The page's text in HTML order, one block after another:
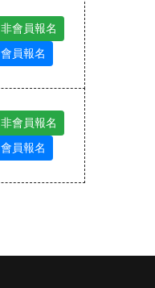
非會員報名
會員報名
非會員報名
會員報名